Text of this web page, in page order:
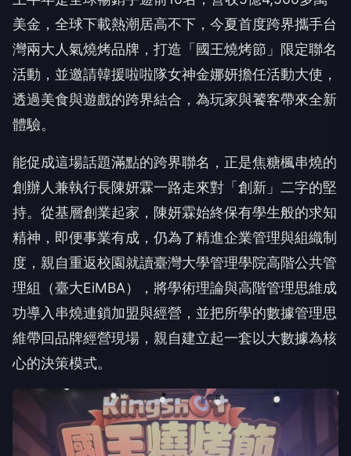
美金，全球下載熱潮居高不下，今夏首度跨界攜手台
灣兩大人氣燒烤品牌，打造「國王燒烤節」限定聯名
活動，並邀請韓援啦啦隊女神金娜妍擔任活動大使，
透過美食與遊戲的跨界結合，為玩家與饕客帶來全新
體驗。
能促成這場話題滿點的跨界聯名，正是焦糖楓串燒的
創辦人兼執行長陳妍霖一路走來對「創新」二字的堅
持。從基層創業起家，陳妍霖始終保有學生般的求知
精神，即便事業有成，仍為了精進企業管理與組織制
度，親自重返校園就讀臺灣大學管理學院高階公共管
理組（臺大EiMBA），將學術理論與高階管理思維成
功導入串燒連鎖加盟與經營，並把所學的數據管理思
維帶回品牌經營現場，親自建立起一套以大數據為核
心的決策模式。